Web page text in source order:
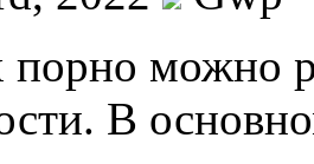
можно
В